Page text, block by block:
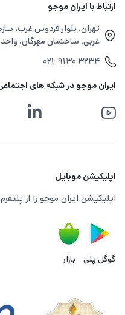
چرا بازی دومزدی را
دومزدی، نماینده‌ای از
برای زنده‌ ماندن در بین
چالش ها می کنند.
برخلاف خیلی از بازی‌های بقا
سربازان و اتحاد با
گیم پلی خود جای داده
تاکتیکی پایگاه‌ها باعث
برای علاقه‌مندان به ژانر
کرده است:
ارتباط با ایران موجو
غربی، ساختمان مهرگان، واحد ۲ غربی
۰۲۱-۹۱۳۰ ۳۲۳۴
ایران موجو در شبکه های
اپلیکیشن موبایل
اپلیکیشن ایران موجو را از
گوگل پلی بازار